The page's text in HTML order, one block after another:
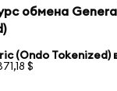
обмена
(Ondo
$